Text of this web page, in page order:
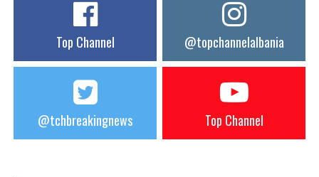
Top Channel @topchannelalbania
@tchbreakingnews Top Channel